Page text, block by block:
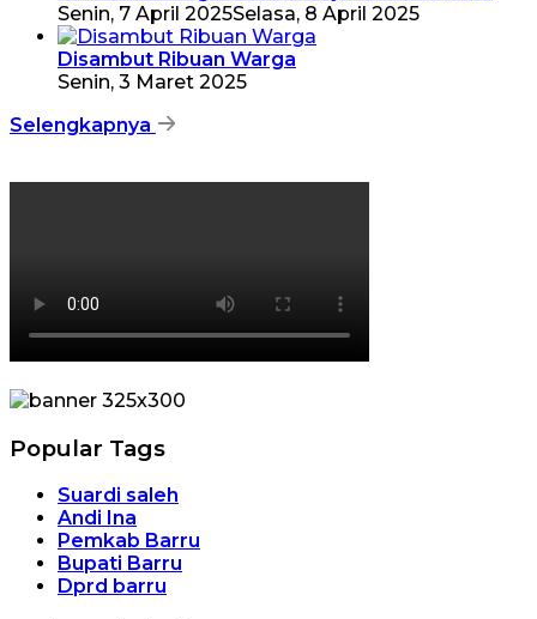
Senin, 7 April 2025Selasa, 8 April 2025
Disambut Ribuan Warga
Senin, 3 Maret 2025
Selengkapnya
Popular Tags
Suardi saleh
Andi Ina
Pemkab Barru
Bupati Barru
Dprd barru